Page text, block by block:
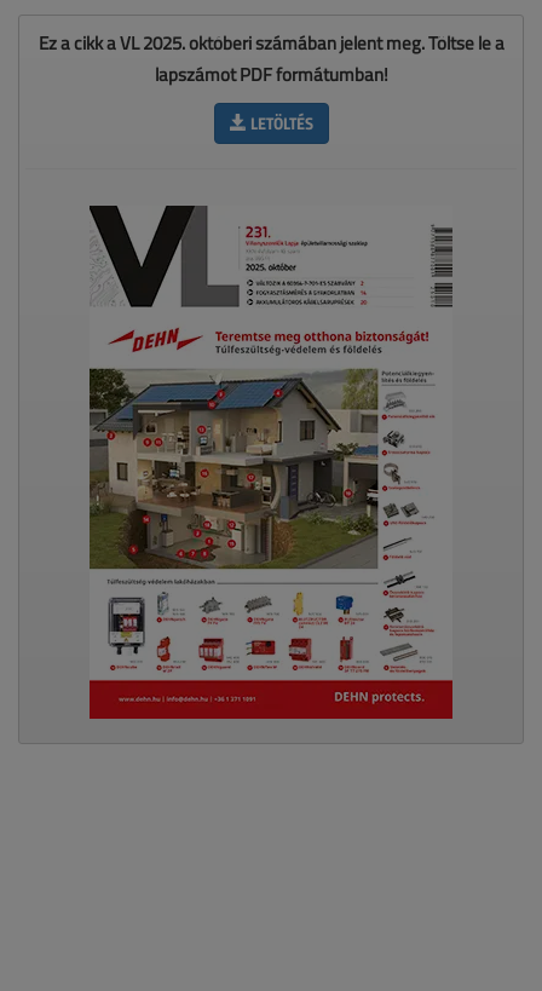
Ez a cikk a VL 2025. októberi számában jelent meg. Töltse le a
lapszámot PDF formátumban!
LETÖLTÉS